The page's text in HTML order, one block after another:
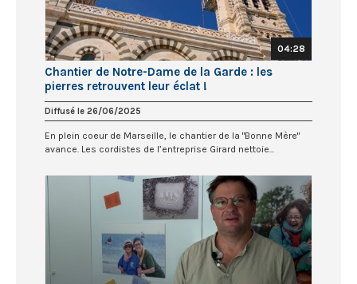
04:28
Chantier de Notre-Dame de la Garde : les
pierres retrouvent leur éclat !
Diffusé le 26/06/2025
En plein coeur de Marseille, le chantier de la "Bonne Mère"
avance. Les cordistes de l’entreprise Girard nettoie...